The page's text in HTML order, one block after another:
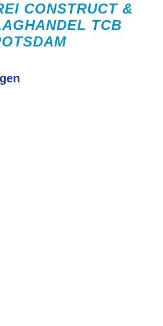
CONSTRUCT &
TCB